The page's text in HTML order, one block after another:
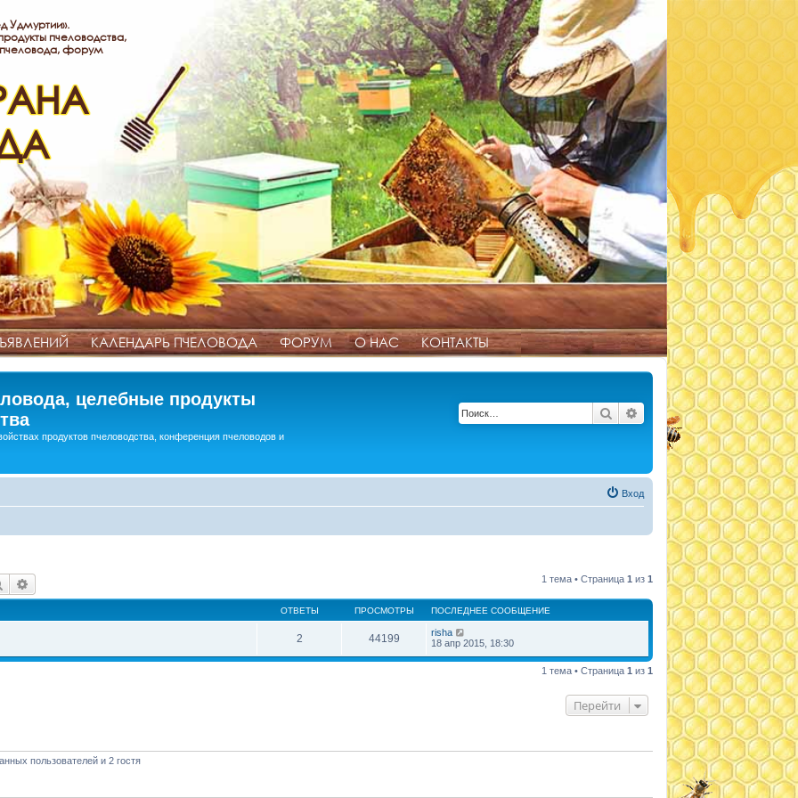
Удмуртии».
пчеловодства,
форум
КАЛЕНДАРЬ ПЧЕЛОВОДА ФОРУМ О НАС КОНТАКТЫ
целебные продукты
продуктов пчеловодства, конференция пчеловодов и
Поиск Расширенный поиск
Вход
Поиск 1 тема • Страница 1 из 1
ОТВЕТЫ ПРОСМОТРЫ ПОСЛЕДНЕЕ СООБЩЕНИЕ
2 44199
risha
18 апр 2015, 18:30
1 тема • Страница 1 из 1
Перейти
пользователей и 2 гостя